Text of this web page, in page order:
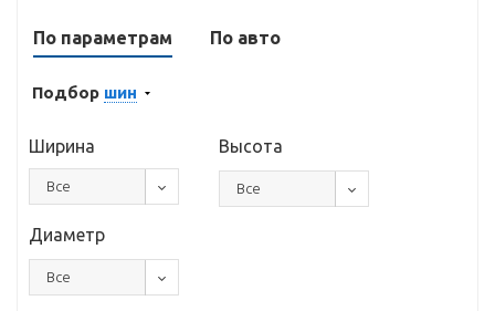
По параметрам По авто
Подбор шин
Ширина
Все
Высота
Все
Диаметр
Все